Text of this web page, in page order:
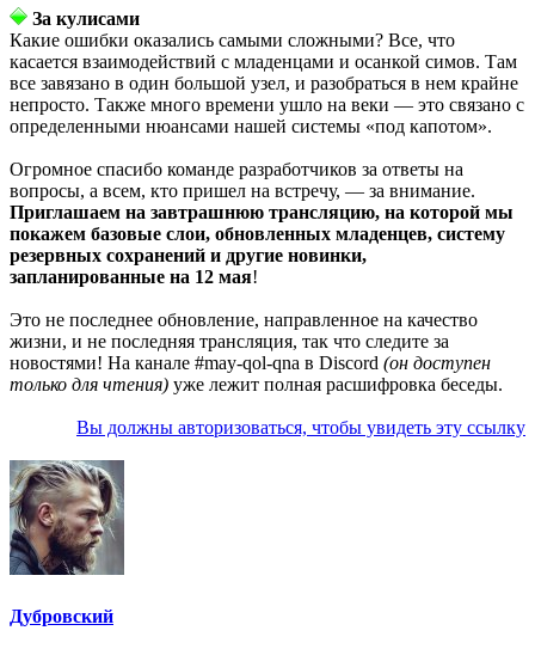
За кулисами
Какие ошибки оказались самыми сложными? Все, что
касается взаимодействий с младенцами и осанкой симов. Там
все завязано в один большой узел, и разобраться в нем крайне
непросто. Также много времени ушло на веки — это связано с
определенными нюансами нашей системы «под капотом».
Огромное спасибо команде разработчиков за ответы на
вопросы, а всем, кто пришел на встречу, — за внимание.
Приглашаем на завтрашнюю трансляцию, на которой мы
покажем базовые слои, обновленных младенцев, систему
резервных сохранений и другие новинки,
запланированные на 12 мая!
Это не последнее обновление, направленное на качество
жизни, и не последняя трансляция, так что следите за
новостями! На канале #may-qol-qna в Discord (он доступен
только для чтения) уже лежит полная расшифровка беседы.
Вы должны авторизоваться, чтобы увидеть эту ссылку
Дубровский